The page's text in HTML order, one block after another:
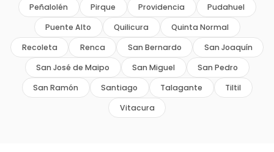
Peñalolén Pirque Providencia
Pudahuel
Puente Alto
Quilicura
Quinta Normal
Recoleta
Renca San Bernardo
San Joaquín
San José de Maipo
San Miguel
San Pedro
San Ramón
Santiago Talagante
Tiltil
Vitacura